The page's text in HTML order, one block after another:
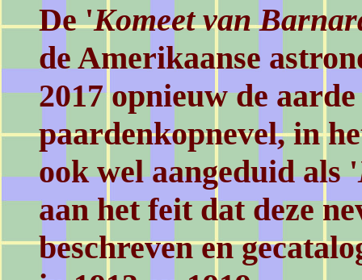
De 'Komeet van
de Amerikaanse
2017 opnieuw de
paardenkopnevel, in
ook wel aangeduid als '
aan het feit dat deze
beschreven en